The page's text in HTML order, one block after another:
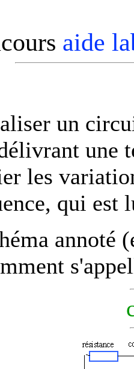
aide
un
une
les
qui est
annoté